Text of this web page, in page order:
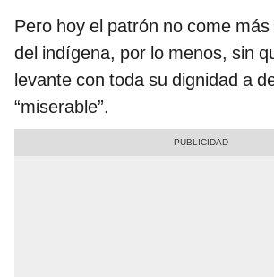
Pero hoy el patrón no come
del indígena, por lo menos, sin
levante con toda su dignidad a
“miserable”.